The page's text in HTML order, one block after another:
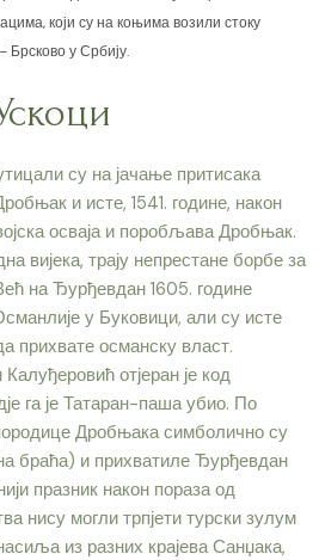
који су на коњима возили стоку
Брсково у Србију.
су на јачање притисака
и исте, 1541. године, након
осваја и поробљава Дробњак.
вијека, трају непрестане борбе за
на Ђурђевдан 1605. године
у Буковици, али су исте
прихвате османску власт.
отјеран је код
га је Татаран-паша убио. По
Дробњака симболично су
браћа) и прихватиле Ђурђевдан
празник након пораза од
нису могли трпјети турски зулум
из разних крајева Санџака,